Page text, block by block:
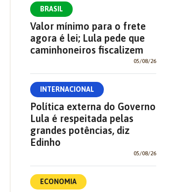
BRASIL
Valor mínimo para o frete
agora é lei; Lula pede que
caminhoneiros fiscalizem
05/08/26
INTERNACIONAL
Política externa do Governo
Lula é respeitada pelas
grandes potências, diz
Edinho
05/08/26
ECONOMIA